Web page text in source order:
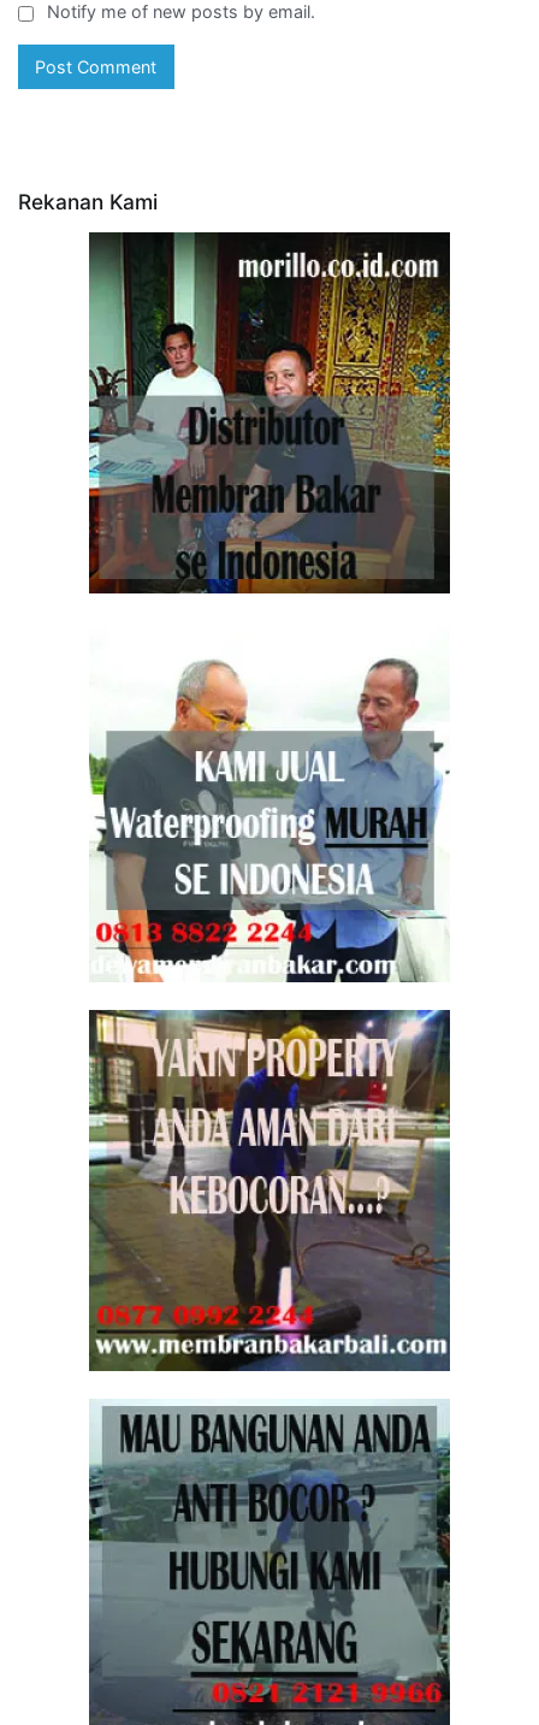
Notify me of new posts by email.
Rekanan Kami